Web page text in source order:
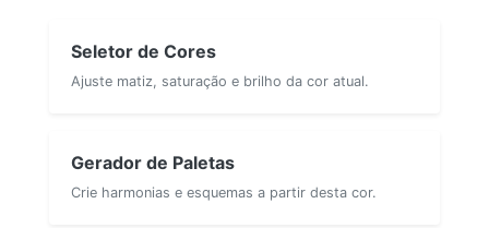
Seletor de Cores
Ajuste matiz, saturação e brilho da cor atual.
Gerador de Paletas
Crie harmonias e esquemas a partir desta cor.